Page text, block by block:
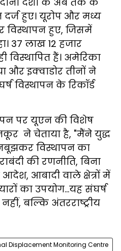
दर्ज हुए। यूरोप और मध्य
विस्थापन हुए, जिसमें
37 लाख 12 हजार
हैं। अमेरिका
और इक्वाडोर तीनों ने
विस्थापन के रिकॉर्ड
पर यूएन की विशेष
ने चेताया है, "मैंने युद्ध
विस्थापन का
की रणनीति, बिना
आबादी वाले क्षेत्रों में
का उपयोग...यह संघर्ष
नहीं, बल्कि अंतरराष्ट्रीय
Displacement Monitoring Centre